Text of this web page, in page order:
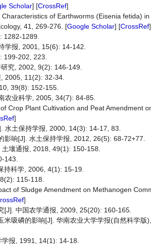
Scholar] [CrossRef]
of Earthworms (Eisenia fetida)
41, 269-276. [Google Scholar] [CrossRef]
1282-1289.
学报, 2001, 15(6): 14-142.
199-202, 223.
究, 2002, 9(2): 146-149.
2005, 11(2): 32-34.
39(8): 152-155.
农业科学, 2005, 34(7): 84-85.
Crop Plant Cultivation and Peat Amendment
]
水土保持学报, 2000, 14(3): 14-17, 83.
响[J]. 水土保持学报, 2012, 26(5): 68-72+77.
壤通报, 2018, 49(1): 150-158.
143.
持科学, 2006, 4(1): 15-19.
115-118.
of Sludge Amendment on Methanogen
]
[J]. 中国农学通报, 2009, 25(20): 160-165.
吸磷的影响[J]. 华南农业大学学报(自然科学版
报, 1991, 14(1): 14-18.